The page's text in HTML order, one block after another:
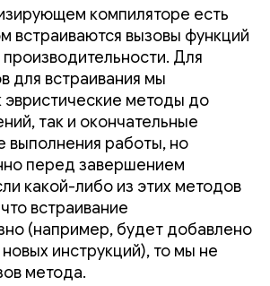
компиляторе есть
встраиваются вызовы функций
Для
для встраивания мы
эвристические методы до
так и окончательные
выполнения работы, но
перед завершением
какой-либо из этих методов
встраивание
(например, будет добавлено
инструкций), то мы не
метода.